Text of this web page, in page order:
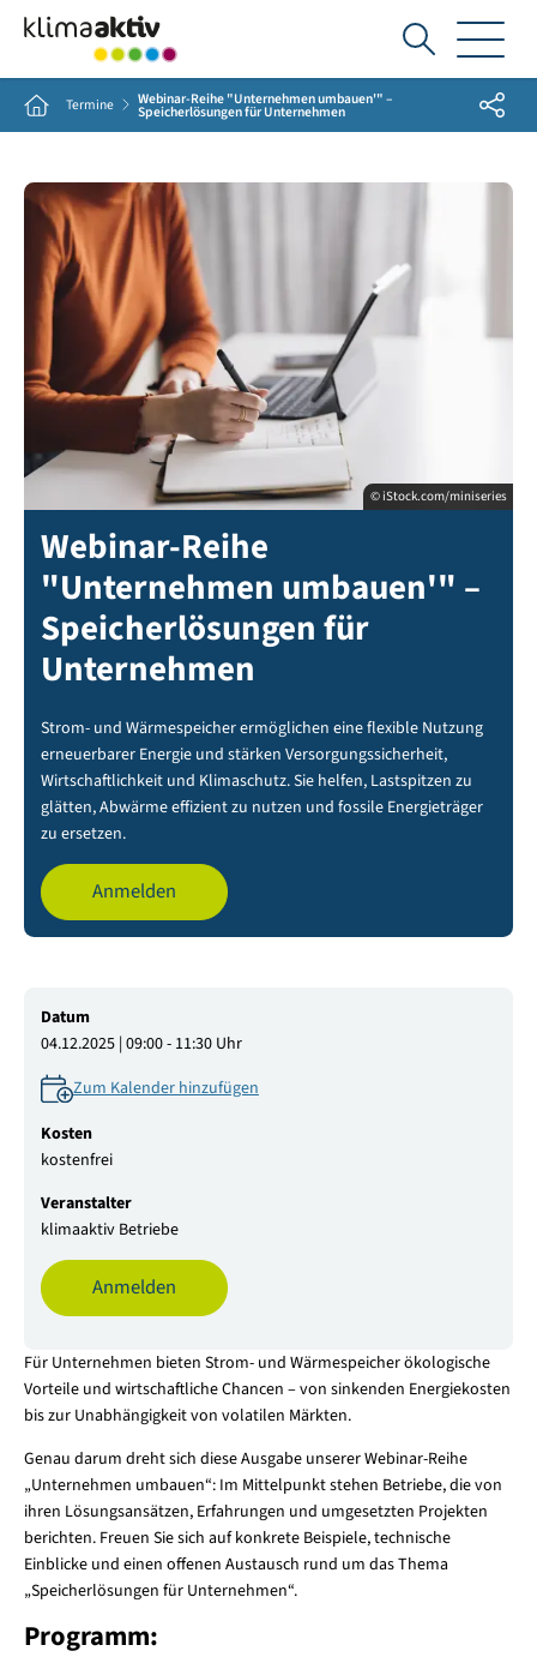
Ich
suche...
Home Termine Webinar-Reihe "Unternehmen umbauen'" –
Speicherlösungen für Unternehmen Share
© iStock.com/miniseries
Webinar-Reihe
"Unternehmen umbauen'" –
Speicherlösungen für
Unternehmen
Strom- und Wärmespeicher ermöglichen eine flexible Nutzung
erneuerbarer Energie und stärken Versorgungssicherheit,
Wirtschaftlichkeit und Klimaschutz. Sie helfen, Lastspitzen zu
glätten, Abwärme effizient zu nutzen und fossile Energieträger
zu ersetzen.
Anmelden
Für Unternehmen bieten Strom- und Wärmespeicher ökologische
Vorteile und wirtschaftliche Chancen – von sinkenden Energiekosten
bis zur Unabhängigkeit von volatilen Märkten.
Genau darum dreht sich diese Ausgabe unserer Webinar-Reihe
„Unternehmen umbauen“: Im Mittelpunkt stehen Betriebe, die von
ihren Lösungsansätzen, Erfahrungen und umgesetzten Projekten
berichten. Freuen Sie sich auf konkrete Beispiele, technische
Einblicke und einen offenen Austausch rund um das Thema
„Speicherlösungen für Unternehmen“.
Programm:
Datum
04.12.2025 | 09:00 - 11:30 Uhr
Zum Kalender hinzufügen
Kosten
kostenfrei
Veranstalter
klimaaktiv Betriebe
Anmelden